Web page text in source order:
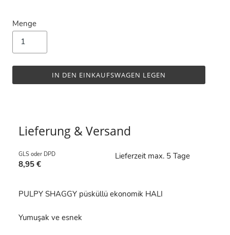
Menge
IN DEN EINKAUFSWAGEN LEGEN
Lieferung & Versand
GLS oder DPD
8,95 €
Lieferzeit max. 5 Tage
PULPY SHAGGY püsküllü ekonomik HALI
Yumuşak ve esnek